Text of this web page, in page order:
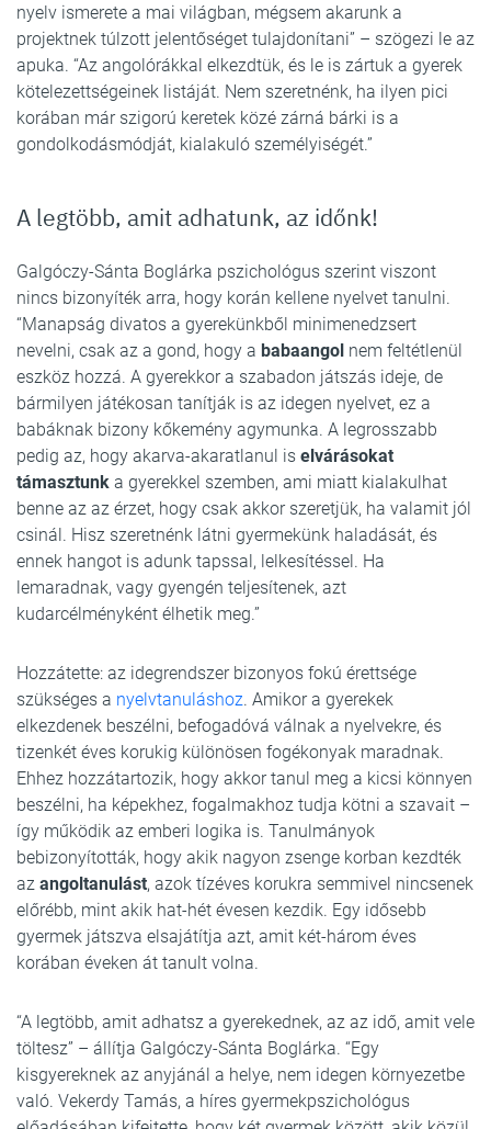
nyelv ismerete a mai világban, mégsem akarunk a
projektnek túlzott jelentőséget tulajdonítani” – szögezi le az
apuka. “Az angolórákkal elkezdtük, és le is zártuk a gyerek
kötelezettségeinek listáját. Nem szeretnénk, ha ilyen pici
korában már szigorú keretek közé zárná bárki is a
gondolkodásmódját, kialakuló személyiségét.”
A legtöbb, amit adhatunk, az időnk!
Galgóczy-Sánta Boglárka pszichológus szerint viszont
nincs bizonyíték arra, hogy korán kellene nyelvet tanulni.
“Manapság divatos a gyerekünkből minimenedzsert
nevelni, csak az a gond, hogy a babaangol nem feltétlenül
eszköz hozzá. A gyerekkor a szabadon játszás ideje, de
bármilyen játékosan tanítják is az idegen nyelvet, ez a
babáknak bizony kőkemény agymunka. A legrosszabb
pedig az, hogy akarva-akaratlanul is elvárásokat
támasztunk a gyerekkel szemben, ami miatt kialakulhat
benne az az érzet, hogy csak akkor szeretjük, ha valamit jól
csinál. Hisz szeretnénk látni gyermekünk haladását, és
ennek hangot is adunk tapssal, lelkesítéssel. Ha
lemaradnak, vagy gyengén teljesítenek, azt
kudarcélményként élhetik meg.”
Hozzátette: az idegrendszer bizonyos fokú érettsége
szükséges a nyelvtanuláshoz. Amikor a gyerekek
elkezdenek beszélni, befogadóvá válnak a nyelvekre, és
tizenkét éves korukig különösen fogékonyak maradnak.
Ehhez hozzátartozik, hogy akkor tanul meg a kicsi könnyen
beszélni, ha képekhez, fogalmakhoz tudja kötni a szavait –
így működik az emberi logika is. Tanulmányok
bebizonyították, hogy akik nagyon zsenge korban kezdték
az angoltanulást, azok tízéves korukra semmivel nincsenek
előrébb, mint akik hat-hét évesen kezdik. Egy idősebb
gyermek játszva elsajátítja azt, amit két-három éves
korában éveken át tanult volna.
“A legtöbb, amit adhatsz a gyerekednek, az az idő, amit vele
töltesz” – állítja Galgóczy-Sánta Boglárka. “Egy
kisgyereknek az anyjánál a helye, nem idegen környezetbe
való. Vekerdy Tamás, a híres gyermekpszichológus